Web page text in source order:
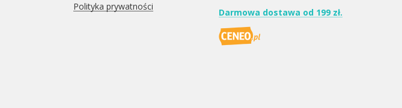
Polityka prywatności
Darmowa dostawa od 199 zł.